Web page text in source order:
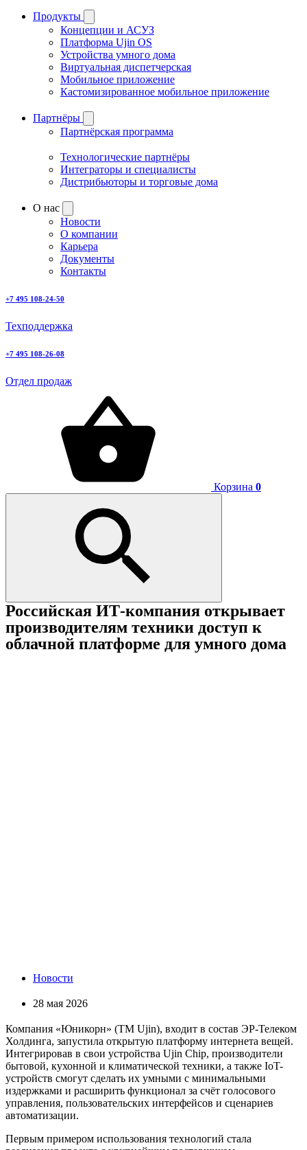
Продукты
Концепции и АСУЗ
Платформа Ujin OS
Устройства умного дома
Виртуальная диспетчерская
Мобильное приложение
Кастомизированное мобильное приложение
Партнёры
Партнёрская программа
Технологические партнёры
Интеграторы и специалисты
Дистрибьюторы и торговые дома
О нас
Новости
О компании
Карьера
Документы
Контакты
+7 495 108-24-50
Техподдержка
+7 495 108-26-08
Отдел продаж
Корзина 0
Российская ИТ-компания открывает
производителям техники доступ к
облачной платформе для умного дома
Новости
28 мая 2026
Компания «Юникорн» (ТМ Ujin), входит в состав ЭР-Телеком
Холдинга, запустила открытую платформу интернета вещей.
Интегрировав в свои устройства Ujin Chip, производители
бытовой, кухонной и климатической техники, а также IoT-
устройств смогут сделать их умными с минимальными
издержками и расширить функционал за счёт голосового
управления, пользовательских интерфейсов и сценариев
автоматизации.
Первым примером использования технологий стала